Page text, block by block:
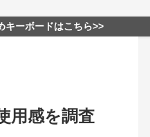
キーボードはこちら>>
用感を調査